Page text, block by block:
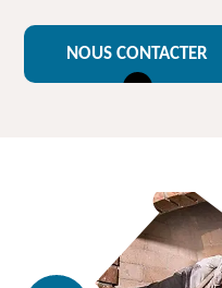
NOUS CONTACTER